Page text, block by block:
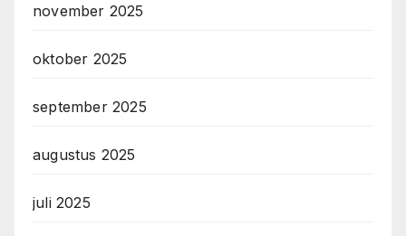
november 2025
oktober 2025
september 2025
augustus 2025
juli 2025